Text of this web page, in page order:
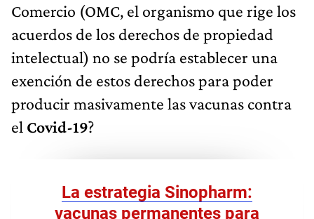
Comercio (OMC, el organismo que rige los
acuerdos de los derechos de propiedad
intelectual) no se podría establecer una
exención de estos derechos para poder
producir masivamente las vacunas contra
el Covid-19?
La estrategia Sinopharm:
vacunas permanentes para